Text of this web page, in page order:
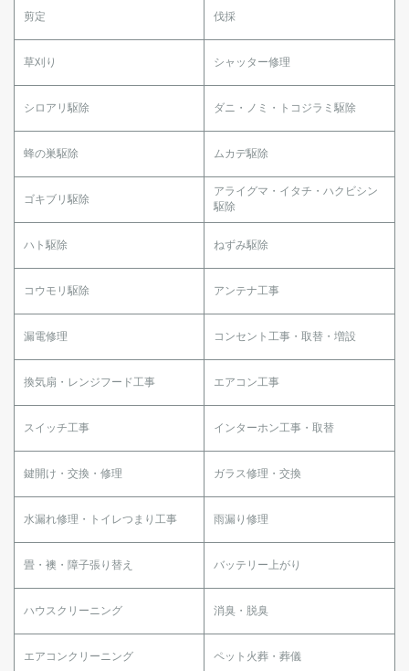
剪定 伐採
草刈り シャッター修理
シロアリ駆除 ダニ・ノミ・トコジラミ駆除
蜂の巣駆除 ムカデ駆除
ゴキブリ駆除
アライグマ・イタチ・ハクビシン
駆除
ハト駆除 ねずみ駆除
コウモリ駆除 アンテナ工事
漏電修理 コンセント工事・取替・増設
換気扇・レンジフード工事 エアコン工事
スイッチ工事 インターホン工事・取替
鍵開け・交換・修理 ガラス修理・交換
水漏れ修理・トイレつまり工事 雨漏り修理
畳・襖・障子張り替え バッテリー上がり
ハウスクリーニング 消臭・脱臭
エアコンクリーニング ペット火葬・葬儀